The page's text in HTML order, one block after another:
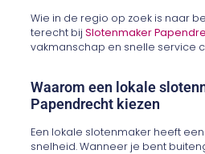
Wie in de regio op zoek is naar
terecht bijSlotenmaker
vakmanschap en snelle service
Waarom een lokale
Papendrecht kiezen
Een lokale slotenmaker heeft
snelheid. Wanneer je bent